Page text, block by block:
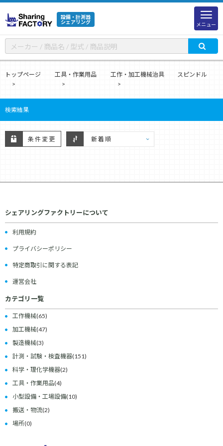
設備・計測器
シェアリング
メニュー
トップページ 工具・作業用品 工作・加工機械治具 スピンドル
検索結果
条件変更
シェアリングファクトリーについて
利用規約
プライバシーポリシー
特定商取引に関する表記
運営会社
カテゴリ一覧
工作機械(65)
加工機械(47)
製造機械(3)
計測・試験・検査機器(151)
科学・理化学機器(2)
工具・作業用品(4)
小型設備・工場設備(10)
搬送・物流(2)
場所(0)